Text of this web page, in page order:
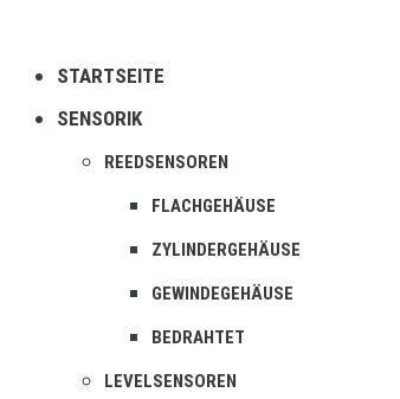
STARTSEITE
SENSORIK
REEDSENSOREN
FLACHGEHÄUSE
ZYLINDERGEHÄUSE
GEWINDEGEHÄUSE
BEDRAHTET
LEVELSENSOREN